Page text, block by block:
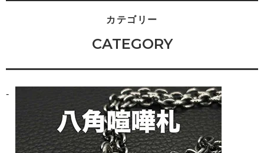
カテゴリー
CATEGORY